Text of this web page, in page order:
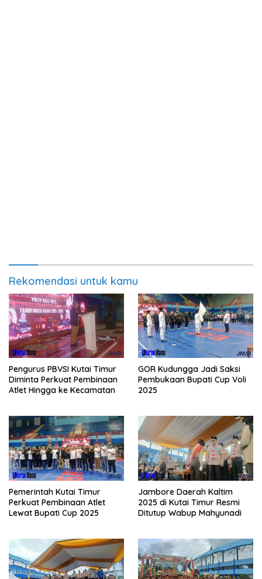
Rekomendasi untuk kamu
Pengurus PBVSI Kutai Timur
Diminta Perkuat Pembinaan
Atlet Hingga ke Kecamatan
GOR Kudungga Jadi Saksi
Pembukaan Bupati Cup Voli
2025
Pemerintah Kutai Timur
Perkuat Pembinaan Atlet
Lewat Bupati Cup 2025
Jambore Daerah Kaltim
2025 di Kutai Timur Resmi
Ditutup Wabup Mahyunadi